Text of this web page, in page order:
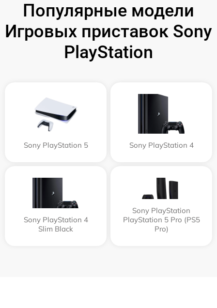
Популярные модели
Игровых приставок Sony
PlayStation
Sony PlayStation 5 Sony PlayStation 4
Sony PlayStation 4
Slim Black
Sony PlayStation
PlayStation 5 Pro (PS5
Pro)